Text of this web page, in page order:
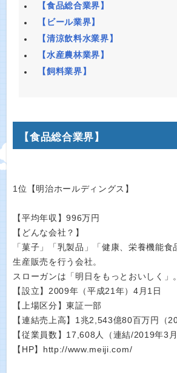
【食品総合業界】
【ビール業界】
【清涼飲料水業界】
【水産農林業界】
【飼料業界】
【食品総合業界】
1位【明治ホールディングス】
【平均年収】996万円
【どんな会社？】
「菓子」「乳製品」「健康、栄養機能
生産販売を行う会社。
スローガンは「明日をもっとおいしく」。
【設立】2009年（平成21年）4月1日
【上場区分】東証一部
【連結売上高】1兆2,543億80百万円（
【従業員数】17,608人（連結/2019年3月
【HP】http://www.meiji.com/